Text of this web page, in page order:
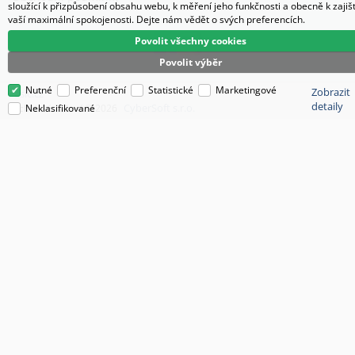
Pasič.cz
Technické řešení © 2026
sloužící k přizpůsobení obsahu webu, k měření jeho funkčnosti a obecně k
vaší maximální spokojenosti. Dejte nám vědět o svých preferencích.
Povolit výběr
Povolit všechny cookies
Nutné Preferenční Statistické
Marketingové
Neklasifikované
Zobrazit
detaily